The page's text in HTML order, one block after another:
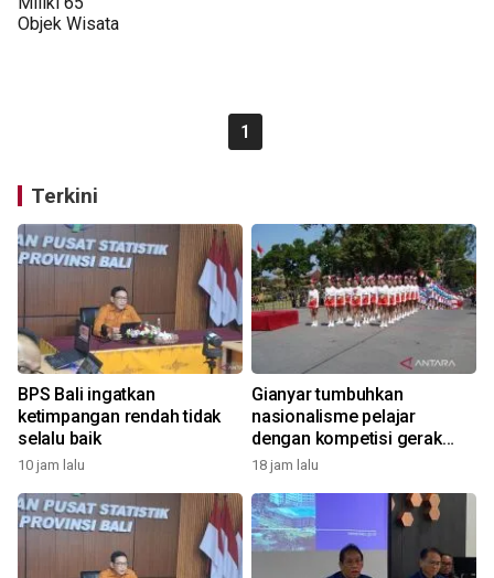
1
Terkini
BPS Bali ingatkan
ketimpangan rendah tidak
selalu baik
10 jam lalu
Gianyar tumbuhkan
nasionalisme pelajar
dengan kompetisi gerak
jalan
18 jam lalu